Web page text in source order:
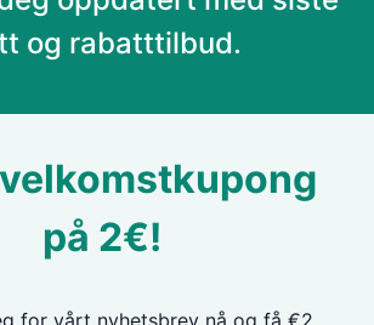
Kjøp vignette
og rabatttilbud.
på 2€!
for vårt nyhetsbrev nå og få €2